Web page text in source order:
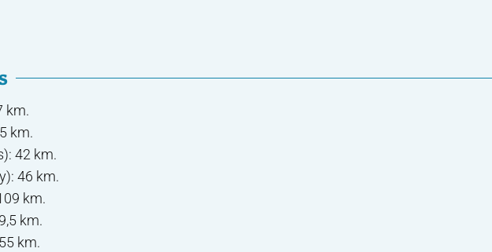
km.
km.
42 km.
46 km.
km.
km.
km.